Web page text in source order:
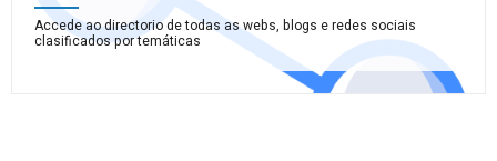
Accede ao directorio de todas as webs, blogs e redes sociais
clasificados por temáticas